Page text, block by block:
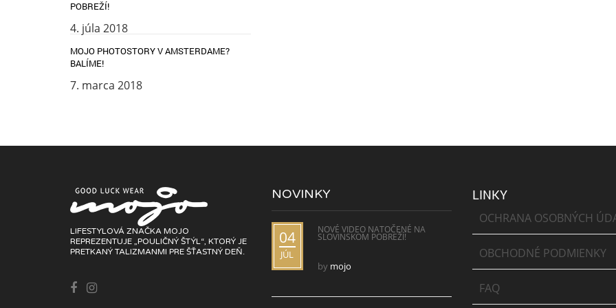
POBREŽÍ!
4. júla 2018
MOJO PHOTOSTORY V AMSTERDAME?
BALÍME!
7. marca 2018
LIFESTYLOVÁ ZNAČKA MOJO
REPREZENTUJE „POULIČNÝ ŠTÝL“, KTORÝ JE
PRETKANÝ TALIZMANMI PRE ŠŤASTNÝ DEŇ.
NOVINKY
04
JÚL
NOVÉ VIDEO NATOČENÉ NA
SLOVINSKOM POBREŽÍ!
by mojo
LINKY
OCHRANA OSOBNÝCH
OBCHODNÉ PODMIENKY
FAQ